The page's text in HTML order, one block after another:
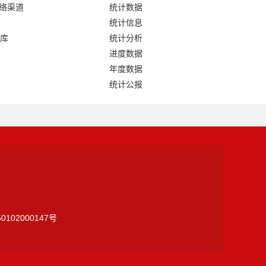
渠道
统计数据
统计信息
统计分析
进度数据
年度数据
统计公报
号